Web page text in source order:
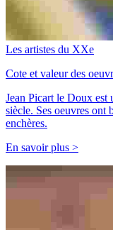
Les artistes du XXe
Cote et valeur des
Jean Picart le Doux est
siècle. Ses oeuvres ont
enchères.
En savoir plus >